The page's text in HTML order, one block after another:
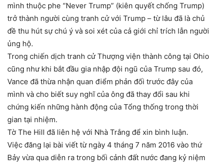
mình thuộc phe “Never Trump” (kiên quyết chống Trump)
trở thành người cùng tranh cử với Trump – từ lâu đã là chủ
đề thu hút sự chú ý và soi xét của cả giới chỉ trích lẫn người
ủng hộ.
Trong chiến dịch tranh cử Thượng viện thành công tại Ohio
cũng như khi bắt đầu gia nhập đội ngũ của Trump sau đó,
Vance đã thừa nhận quan điểm phản đối trước đây của
mình và cho biết suy nghĩ của ông đã thay đổi sau khi
chứng kiến ​​những hành động của Tổng thống trong thời
gian tại nhiệm.
Tờ The Hill đã liên hệ với Nhà Trắng để xin bình luận.
Việc đăng lại bài viết từ ngày 4 tháng 7 năm 2016 vào thứ
Bảy vừa qua diễn ra trong bối cảnh đất nước đang kỷ niệm